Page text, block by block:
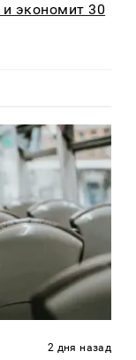
экономит 30
2 дня назад